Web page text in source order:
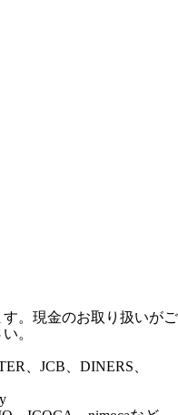
す。現金のお取り扱いがご
。
、JCB、DINERS、